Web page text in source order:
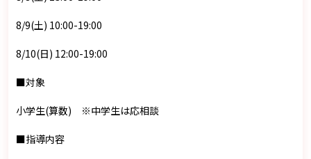
8/9(土) 10:00-19:00
8/10(日) 12:00-19:00
■対象
小学生(算数) ※中学生は応相談
■指導内容